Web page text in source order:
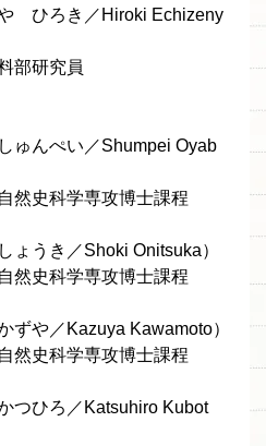
ひろき／Hiroki Echizeny
部研究員
んぺい／Shumpei Oyab
然史科学専攻博士課程
うき／Shoki Onitsuka）
然史科学専攻博士課程
や／Kazuya Kawamoto）
然史科学専攻博士課程
ひろ／Katsuhiro Kubot